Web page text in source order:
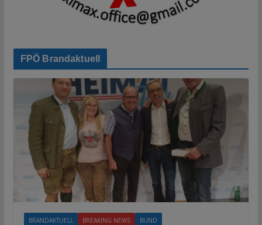
FPÖ Brandaktuell
BRANDAKTUELL BREAKING NEWS BUND